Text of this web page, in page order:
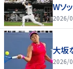
Wソ
2026/
大坂
2026/